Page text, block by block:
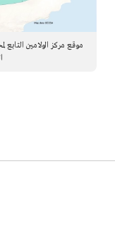
موقع مركز الولامين